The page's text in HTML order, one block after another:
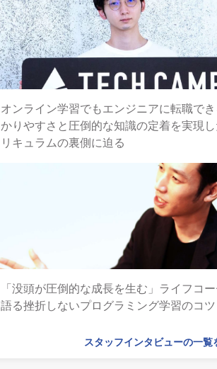
オンライン学習でもエンジニアに転職で
かりやすさと圧倒的な知識の定着を実現し
リキュラムの裏側に迫る
「没頭が圧倒的な成長を生む」ライフコ
語る挫折しないプログラミング学習のコ
スタッフインタビューの一覧